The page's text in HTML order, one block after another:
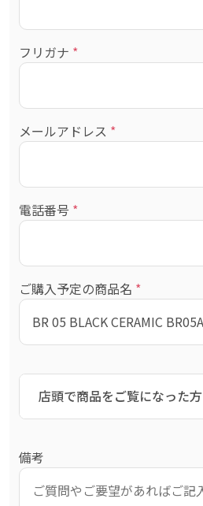
フリガナ *
メールアドレス *
電話番号 *
ご購入予定の商品名 *
店頭で商品をご覧になった方
備考